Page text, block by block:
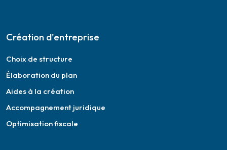
Création d'entreprise
Choix de structure
Élaboration du plan
Aides à la création
Accompagnement juridique
Optimisation fiscale